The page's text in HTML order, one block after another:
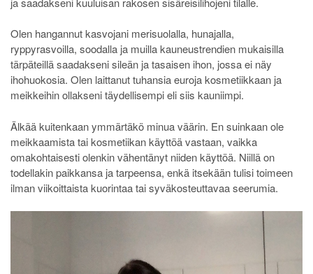
Olen hangannut kasvojani merisuolalla, hunajalla,
ryppyrasvoilla, soodalla ja muilla kauneustrendien mukaisilla
tärpäteillä saadakseni sileän ja tasaisen ihon, jossa ei näy
ihohuokosia. Olen laittanut tuhansia euroja kosmetiikkaan ja
meikkeihin ollakseni täydellisempi eli siis kauniimpi.
Älkää kuitenkaan ymmärtäkö minua väärin. En suinkaan ole
meikkaamista tai kosmetiikan käyttöä vastaan, vaikka
omakohtaisesti olenkin vähentänyt niiden käyttöä. Niillä on
todellakin paikkansa ja tarpeensa, enkä itsekään tulisi toimeen
ilman viikoittaista kuorintaa tai syväkosteuttavaa seerumia.